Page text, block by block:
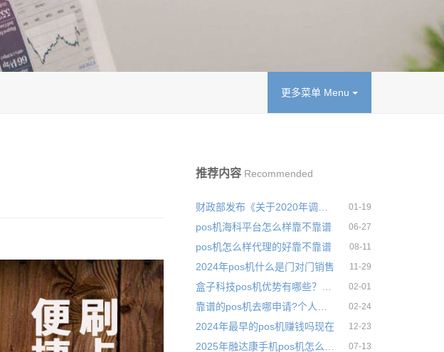
更多菜单 Menu
推荐内容 Recommended
01-19
pos机海科平台怎么样靠不靠谱 06-27
pos机怎么样代理的好靠不靠谱 08-11
2024年pos机什么是门对门销售 11-29
02-01
02-24
2024年最早的pos机赚钱吗现在 12-23
07-13